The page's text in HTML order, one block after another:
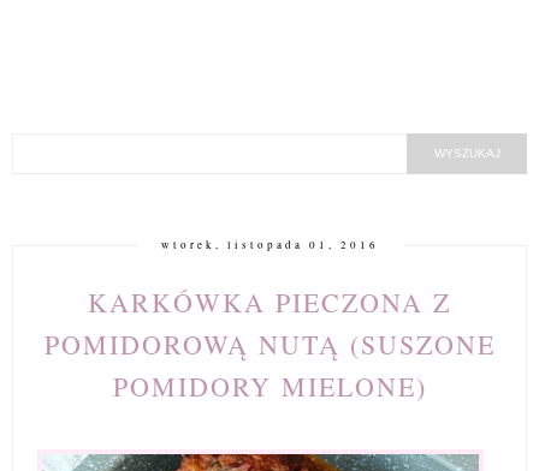
wtorek, listopada 01, 2016
KARKÓWKA PIECZONA Z
POMIDOROWĄ NUTĄ (SUSZONE
POMIDORY MIELONE)